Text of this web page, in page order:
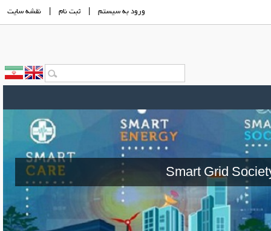
ورود به سيستم ثبت نام نقشه سايت
Smart Grid